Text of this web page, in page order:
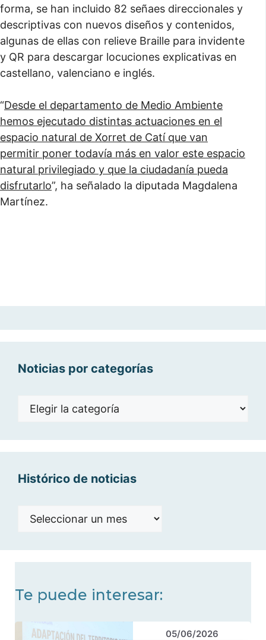
forma, se han incluido 82 señaes direccionales y
descriptivas con nuevos diseños y contenidos,
algunas de ellas con relieve Braille para invidente
y QR para descargar locuciones explicativas en
castellano, valenciano e inglés.
“Desde el departamento de Medio Ambiente
hemos ejecutado distintas actuaciones en el
espacio natural de Xorret de Catí que van
permitir poner todavía más en valor este espacio
natural privilegiado y que la ciudadanía pueda
disfrutarlo”, ha señalado la diputada Magdalena
Martínez.
Noticias por categorías
Noticias
Histórico de noticias
Histórico
Te puede interesar:
05/06/2026